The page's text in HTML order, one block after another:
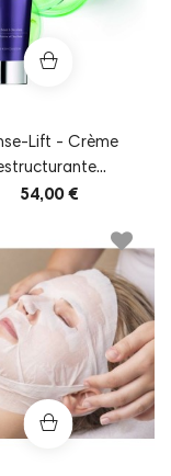
Lift - Crème
54,00 €